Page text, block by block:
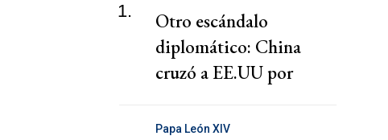
1.
Otro escándalo
diplomático: China
cruzó a EE.UU por
cooperativa Argentina
Papa León XIV